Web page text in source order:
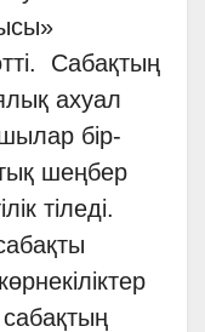
Сабақтың
ахуал
бір-
шеңбер
тіледі.